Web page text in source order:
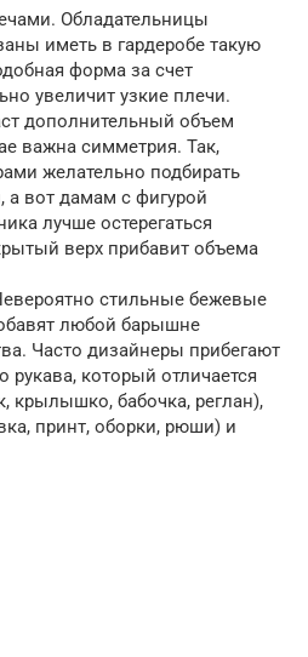
Обладательницы
иметь в гардеробе такую
форма за счет
увеличит узкие плечи.
дополнительный объем
важна симметрия. Так,
желательно подбирать
вот дамам с фигурой
лучше остерегаться
верх прибавит объема
стильные бежевые
любой барышне
Часто дизайнеры прибегают
который отличается
крылышко, бабочка, реглан),
принт, оборки, рюши) и